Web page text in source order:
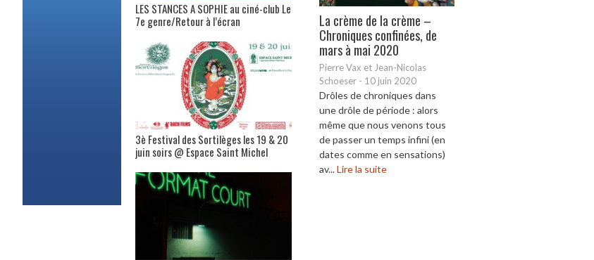
La crème de la crème –
Chroniques confinées, de
mars à mai 2020
Pierre Vax et Jean-Nicolas
Schoeser - 10 juin 2020
Drôles de chroniques dans
une drôle de période : alors
même que nous venons tous
de passer un temps infini (en
dates comme en sensations)
av...Lire la suite
LES STANCES A SOPHIE au ciné-club Le
7e genre/Retour à l’écran
3è Festival des Sortilèges les 19 & 20
juin soirs @ Espace Saint Michel